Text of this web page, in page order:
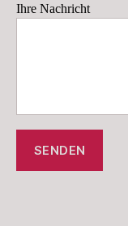
Ihre Nachricht